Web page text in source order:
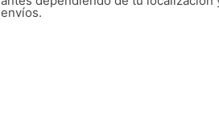
envíos.